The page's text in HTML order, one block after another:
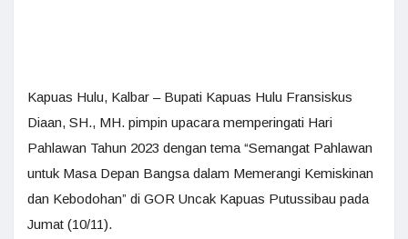
Kapuas Hulu, Kalbar – Bupati Kapuas Hulu Fransiskus
Diaan, SH., MH. pimpin upacara memperingati Hari
Pahlawan Tahun 2023 dengan tema “Semangat Pahlawan
untuk Masa Depan Bangsa dalam Memerangi Kemiskinan
dan Kebodohan” di GOR Uncak Kapuas Putussibau pada
Jumat (10/11).